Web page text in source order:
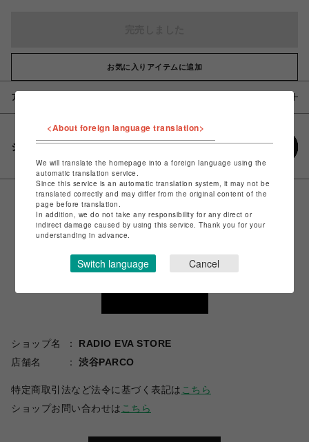
お気に入りアイテムに追加
アイテム説明 / 素材
シェアする
ショップ名
RADIO EVA STORE
店舗名
渋谷PARCO
特定商取引法など法令に基づく表記は こちら
ショップお問い合わせは こちら
<About foreign language translation>
We will translate the homepage into a foreign language using the
automatic translation service.
Since this service is an automatic translation system, it may not be
translated correctly and may differ from the original content of the
page before translation.
In addition, we do not take any responsibility for any direct or
indirect damage caused by using this service. Thank you for your
understanding in advance.
Switch language Cancel